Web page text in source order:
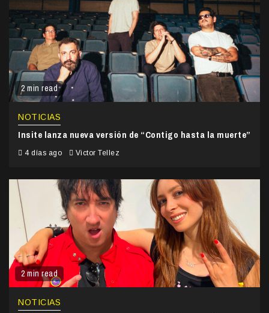
2 min read
NOTICIAS
Insite lanza nueva versión de “Contigo hasta la muerte”
4 días ago Victor Tellez
2 min read
NOTICIAS